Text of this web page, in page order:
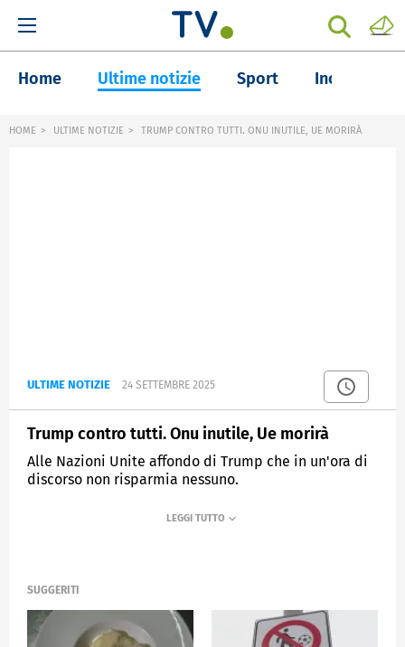
Home Ultime notizie Sport Inchieste
HOME ULTIME NOTIZIE TRUMP CONTRO TUTTI. ONU INUTILE, UE MORIRÀ
ULTIME NOTIZIE 24 SETTEMBRE 2025
Trump contro tutti. Onu inutile, Ue morirà
Alle Nazioni Unite affondo di Trump che in un'ora di
discorso non risparmia nessuno.
SUGGERITI